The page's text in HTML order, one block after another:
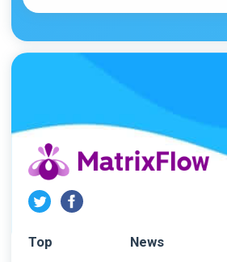
Top News